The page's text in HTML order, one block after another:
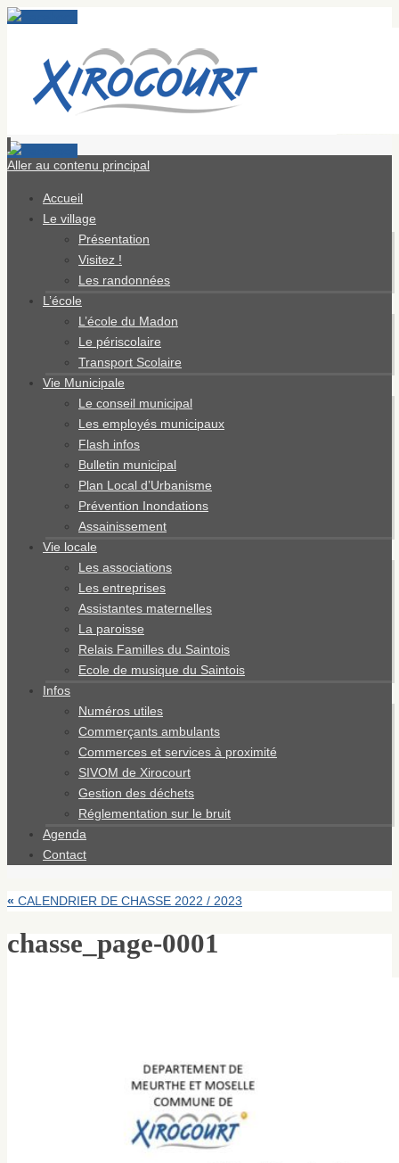
Aller au contenu principal
Accueil
Le village
Présentation
Visitez !
Les randonnées
L’école
L’école du Madon
Le périscolaire
Transport Scolaire
Vie Municipale
Le conseil municipal
Les employés municipaux
Flash infos
Bulletin municipal
Plan Local d’Urbanisme
Prévention Inondations
Assainissement
Vie locale
Les associations
Les entreprises
Assistantes maternelles
La paroisse
Relais Familles du Saintois
Ecole de musique du Saintois
Infos
Numéros utiles
Commerçants ambulants
Commerces et services à proximité
SIVOM de Xirocourt
Gestion des déchets
Réglementation sur le bruit
Agenda
Contact
« CALENDRIER DE CHASSE 2022 / 2023
chasse_page-0001